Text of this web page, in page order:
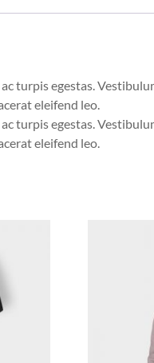
turpis egestas.
eleifend leo.
turpis egestas.
eleifend leo.